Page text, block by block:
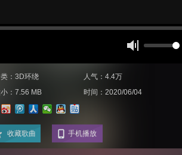
：3D环绕
人气：4.4万
：7.56 MB
时间：2020/06/04
收藏歌曲 手机播放